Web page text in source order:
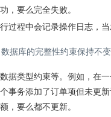
，要么完全失败。
过程中会记录操作日志，
数据库的完整性约束保持不
据类型约束等。例如，在
事务添加了订单项但未更
，要么都不更新。